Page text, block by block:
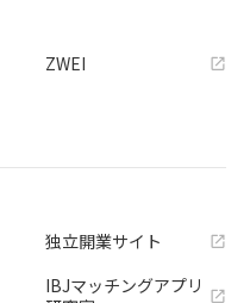
ZWEI
独立開業サイト
IBJマッチングアプリ